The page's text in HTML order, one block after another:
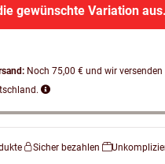
gewünschte Variation
Noch 75,00 € und wir
Sicher bezahlen